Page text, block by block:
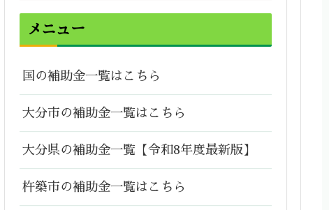
メニュー
国の補助金一覧はこちら
大分市の補助金一覧はこちら
大分県の補助金一覧【令和8年度最新版】
杵築市の補助金一覧はこちら